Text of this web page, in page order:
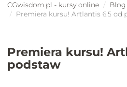
CGwisdom.pl - kursy online Blog
Premiera kursu! Artlantis 6.5 od
Premiera kursu!
podstaw